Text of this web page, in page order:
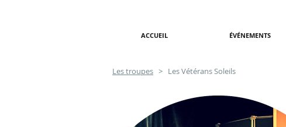
ACCUEIL ÉVÉNEMENTS
Les troupes > Les Vétérans Soleils